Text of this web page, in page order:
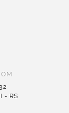
- RS